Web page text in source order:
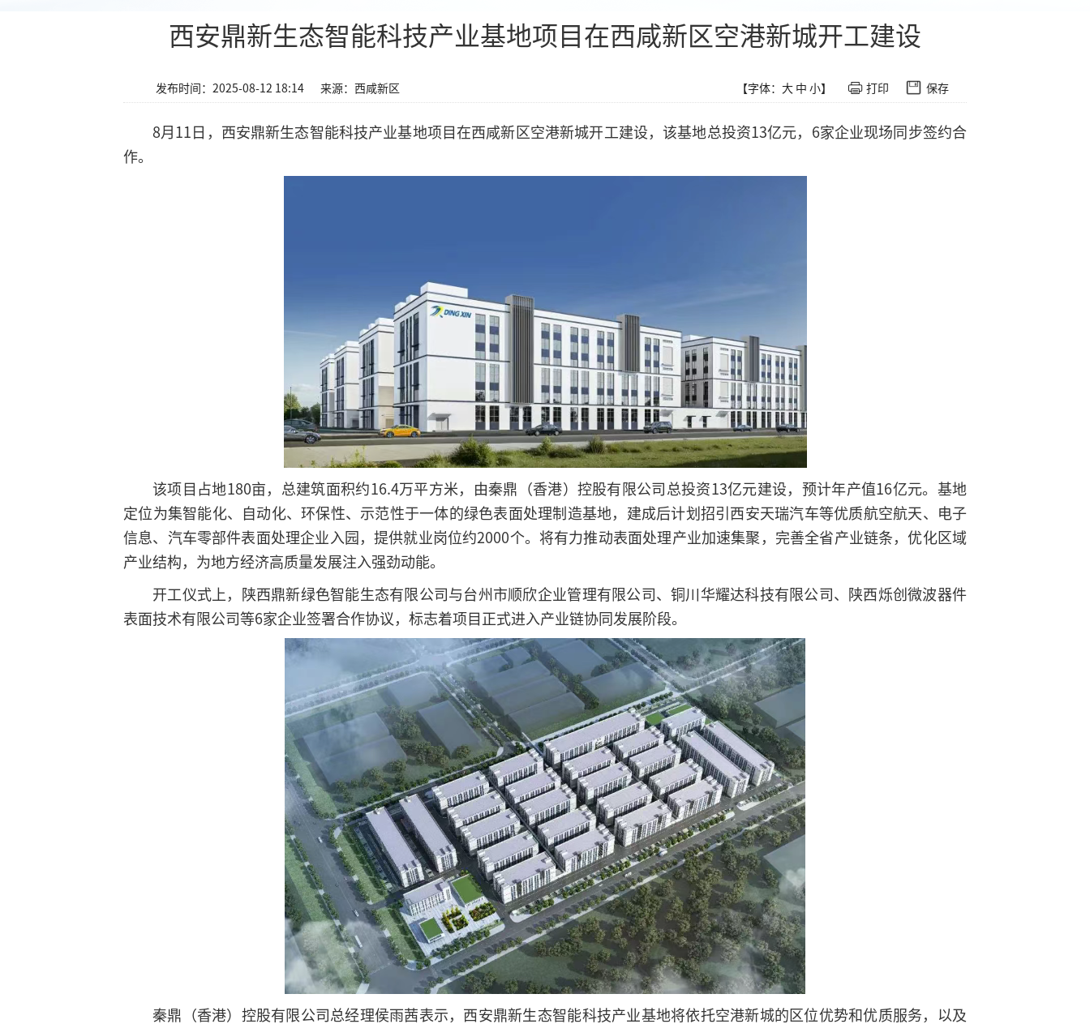
西安鼎新生态智能科技产业基地项目在西咸新区空港新城开工建设
发布时间：2025-08-12 18:14 来源：西咸新区 【字体： 大 中 小】 打印 保存
8月11日，西安鼎新生态智能科技产业基地项目在西咸新区空港新城开工建设，该基地总投资13亿元，6家企业现场同步签约合
作。
该项目占地180亩，总建筑面积约16.4万平方米，由秦鼎（香港）控股有限公司总投资13亿元建设，预计年产值16亿元。基地
定位为集智能化、自动化、环保性、示范性于一体的绿色表面处理制造基地，建成后计划招引西安天瑞汽车等优质航空航天、电子
信息、汽车零部件表面处理企业入园，提供就业岗位约2000个。将有力推动表面处理产业加速集聚，完善全省产业链条，优化区域
产业结构，为地方经济高质量发展注入强劲动能。
开工仪式上，陕西鼎新绿色智能生态有限公司与台州市顺欣企业管理有限公司、铜川华耀达科技有限公司、陕西烁创微波器件
表面技术有限公司等6家企业签署合作协议，标志着项目正式进入产业链协同发展阶段。
秦鼎（香港）控股有限公司总经理侯雨茜表示，西安鼎新生态智能科技产业基地将依托空港新城的区位优势和优质服务，以及